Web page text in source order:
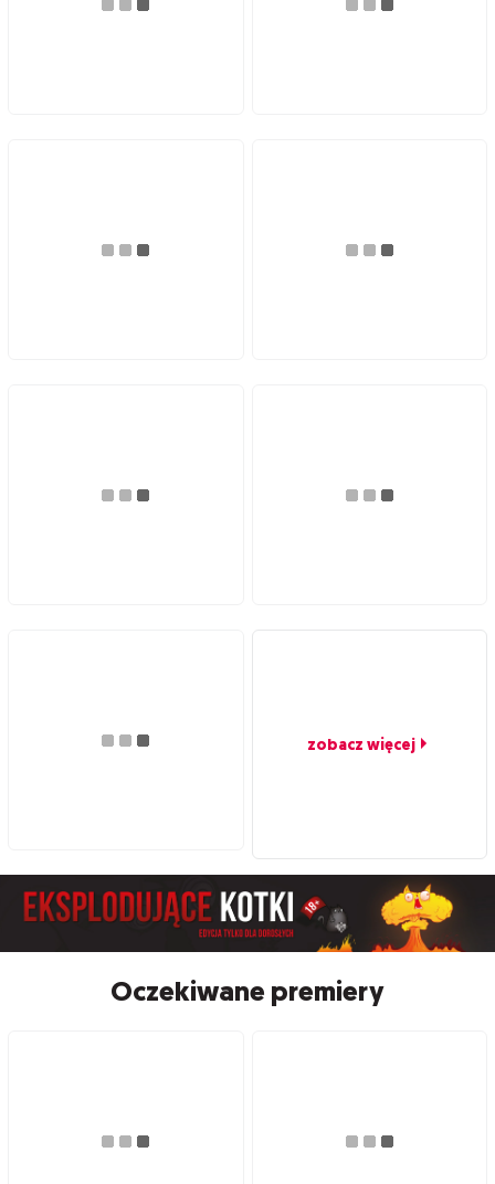
zobacz więcej
Oczekiwane premiery